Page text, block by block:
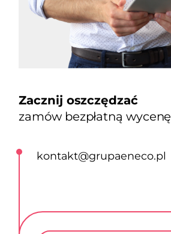
Zacznij oszczędzać
zamów bezpłatną wycenę
kontakt@grupaeneco.pl